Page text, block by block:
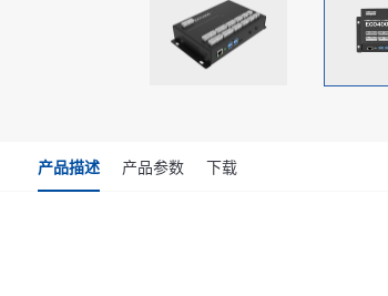
产品描述 产品参数 下载